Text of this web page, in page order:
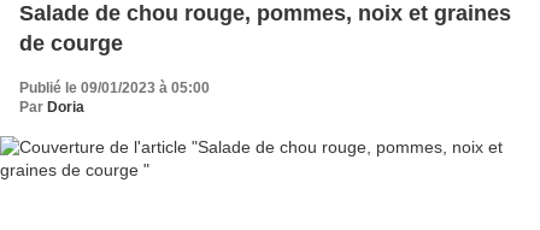
Salade de chou rouge, pommes, noix et graines
de courge
Publié le 09/01/2023 à 05:00
Par Doria